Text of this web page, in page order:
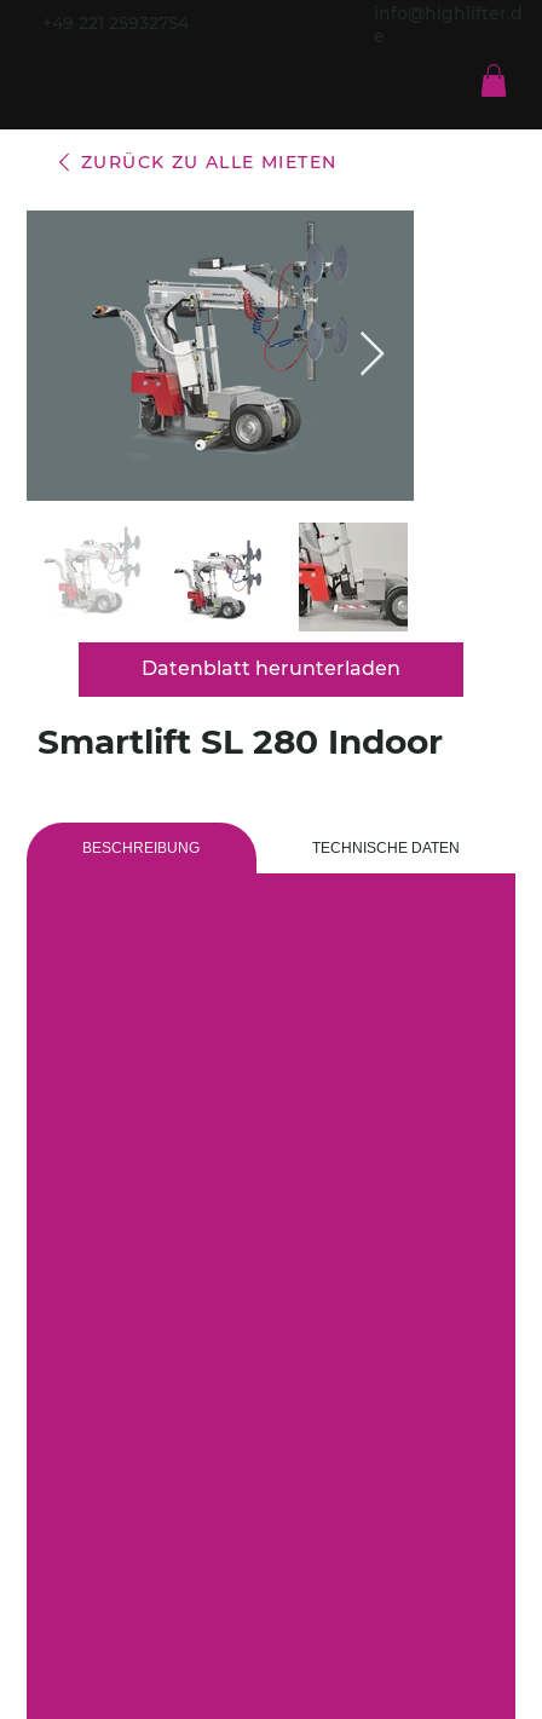
Smartlift SL 280 Indoor
BESCHREIBUNG TECHNISCHE DATEN
Datenblatt herunterladen
ZURÜCK ZU ALLE MIETEN